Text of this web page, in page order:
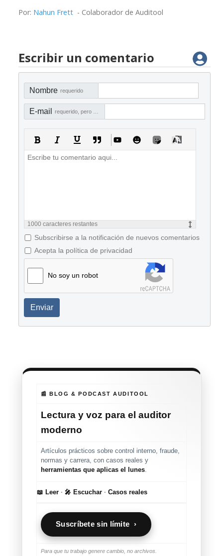
Por: Nahun Frett - Colaborador de Auditool
Escribir un comentario
Nombre requerido
E-mail
1000 caracteres restantes
Subscribirse a la notificación de nuevos comentarios
Acepta la política de privacidad
No soy un robot
Enviar
📰 BLOG & PODCAST AUDITOOL
Lectura y voz para el auditor
moderno
Artículos prácticos sobre control interno, fraude,
normas y carrera, con casos reales y
herramientas que aplicas el lunes.
📖 Leer · 🎤 Escuchar · Casos reales
Suscríbete sin límite ›
Para que tu trabajo genere cambio, no archivos.